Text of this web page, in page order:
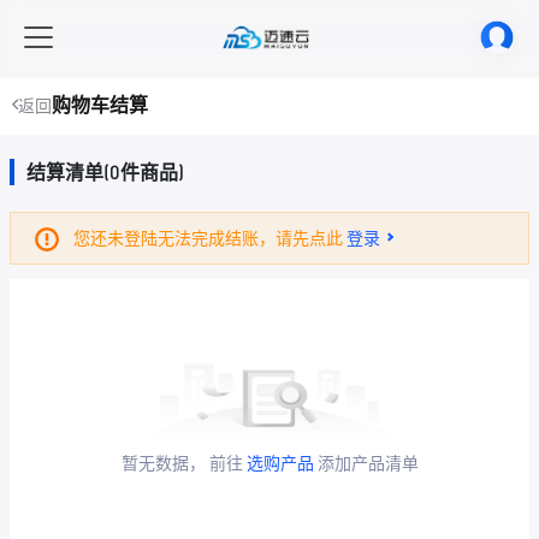
返回购物车结算
结算清单(0件商品)
您还未登陆无法完成结账，请先点此登录
暂无数据， 前往 选购产品 添加产品清单